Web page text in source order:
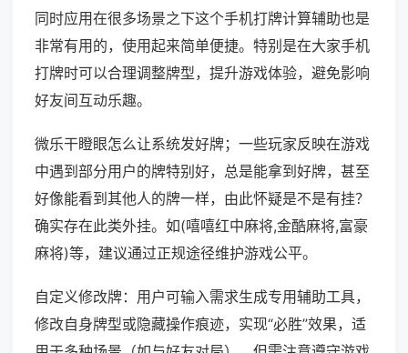
同时应用在很多场景之下这个手机打牌计算辅助也是
非常有用的，使用起来简单便捷。特别是在大家手机
打牌时可以合理调整牌型，提升游戏体验，避免影响
好友间互动乐趣。
微乐干瞪眼怎么让系统发好牌；一些玩家反映在游戏
中遇到部分用户的牌特别好，总是能拿到好牌，甚至
好像能看到其他人的牌一样，由此怀疑是不是有挂？
确实存在此类外挂。如(嘻嘻红中麻将,金酷麻将,富豪
麻将)等，建议通过正规途径维护游戏公平。
自定义修改牌：用户可输入需求生成专用辅助工具，
修改自身牌型或隐藏操作痕迹，实现“必胜”效果，适